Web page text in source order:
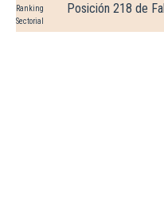
Ranking
Sectorial
Posición 218 de